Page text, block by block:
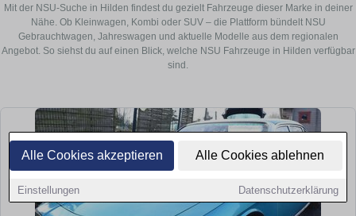
Alle Cookies akzeptieren Alle Cookies ablehnen
Einstellungen Datenschutzerklärung
Mit der NSU-Suche in Hilden findest du gezielt Fahrzeuge dieser Marke in deiner
Nähe. Ob Kleinwagen, Kombi oder SUV – die Plattform bündelt NSU
Gebrauchtwagen, Jahreswagen und aktuelle Modelle aus dem regionalen
Angebot. So siehst du auf einen Blick, welche NSU Fahrzeuge in Hilden verfügbar
sind.